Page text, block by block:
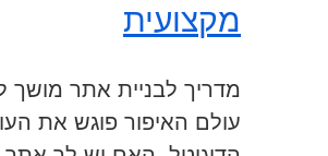
מקצועית
מדריך לבניית אתר מושך
עולם האיפור פוגש את